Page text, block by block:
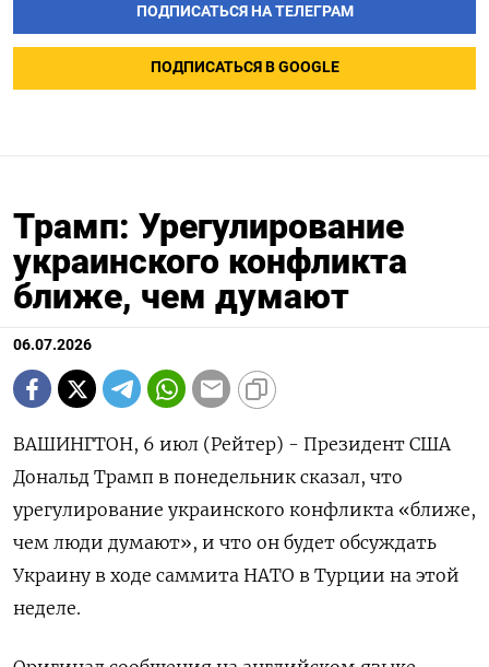
ПОДПИСАТЬСЯ НА ТЕЛЕГРАМ
ПОДПИСАТЬСЯ В GOOGLE
Трамп: Урегулирование
украинского конфликта
ближе, чем думают
06.07.2026
ВАШИНГТОН, 6 июл (Рейтер) - Президент ‌США
Дональд ​Трамп в понедельник ​сказал, ​что
⁠урегулирование ‌украинского ‌конфликта «ближе,
чем люди ​думают», ‌и ​что он ‌будет обсуждать
Украину ​в ходе ​саммита ‌НАТО в ​Турции на этой
неделе.